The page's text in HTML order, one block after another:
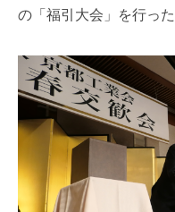
の「福引大会」を行った